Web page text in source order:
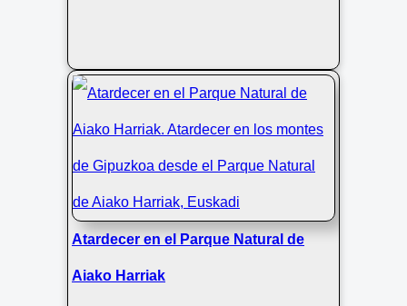
Atardecer en el Parque Natural de
Aiako Harriak